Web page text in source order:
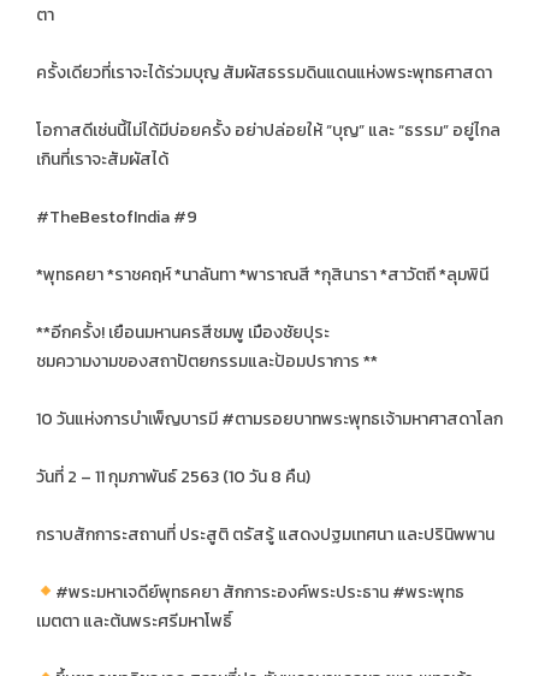
ตา
ครั้งเดียวที่เราจะได้ร่วมบุญ สัมผัสธรรมดินแดนแห่งพระพุทธศาสดา
โอกาสดีเช่นนี้ไม่ได้มีบ่อยครั้ง อย่าปล่อยให้ “บุญ” และ “ธรรม” อยู่ไกล
เกินที่เราจะสัมผัสได้
#TheBestofIndia #9
*พุทธคยา *ราชคฤห์ *นาลันทา *พาราณสี *กุสินารา *สาวัตถี *ลุมพินี
**อีกครั้ง! เยือนมหานครสีชมพู เมืองชัยปุระ
ชมความงามของสถาปัตยกรรมและป้อมปราการ **
10 วันแห่งการบำเพ็ญบารมี #ตามรอยบาทพระพุทธเจ้ามหาศาสดาโลก
วันที่ 2 – 11 กุมภาพันธ์ 2563 (10 วัน 8 คืน)
กราบสักการะสถานที่ ประสูติ ตรัสรู้ แสดงปฐมเทศนา และปรินิพพาน
#พระมหาเจดีย์พุทธคยา สักการะองค์พระประธาน #พระพุทธ
เมตตา และต้นพระศรีมหาโพธิ์